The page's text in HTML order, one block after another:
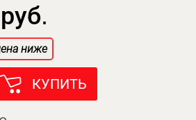
ниже
КУПИТЬ